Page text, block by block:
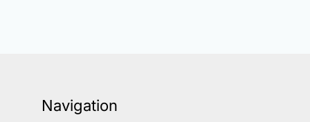
Navigation